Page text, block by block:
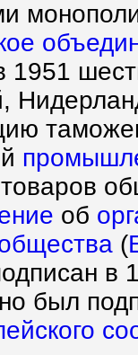
1951
об
(
в
был